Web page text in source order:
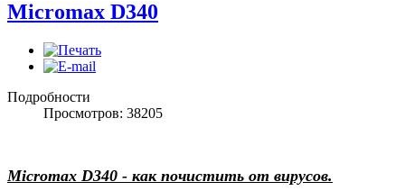
Micromax D340
Подробности
Просмотров: 38205
Micromax D340 - как почистить от вирусов.